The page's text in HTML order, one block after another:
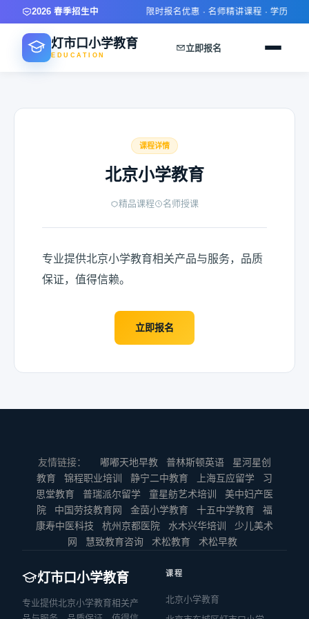
2026 春季招生中 限时报名优惠 · 名师精讲课程 · 学历技
灯市口小学教育
EDUCATION
立即报名
课程详情
北京小学教育
精品课程 名师授课
专业提供北京小学教育相关产品与服务，品质
保证，值得信赖。
立即报名
友情链接： 嘟嘟天地早教 普林斯顿英语
星河星创
教育
锦程职业培训 静宁二中教育 上海互应留学
习
思堂教育
普瑞派尔留学 童星舫艺术培训
美中妇产医
院
中国劳技教育网 金茵小学教育 十五中学教育
福
康寿中医科技
杭州京都医院 水木兴华培训
少儿美术
网
慧致教育咨询 术松教育 术松早教
灯市口小学教育
专业提供北京小学教育相关产
课程
北京小学教育